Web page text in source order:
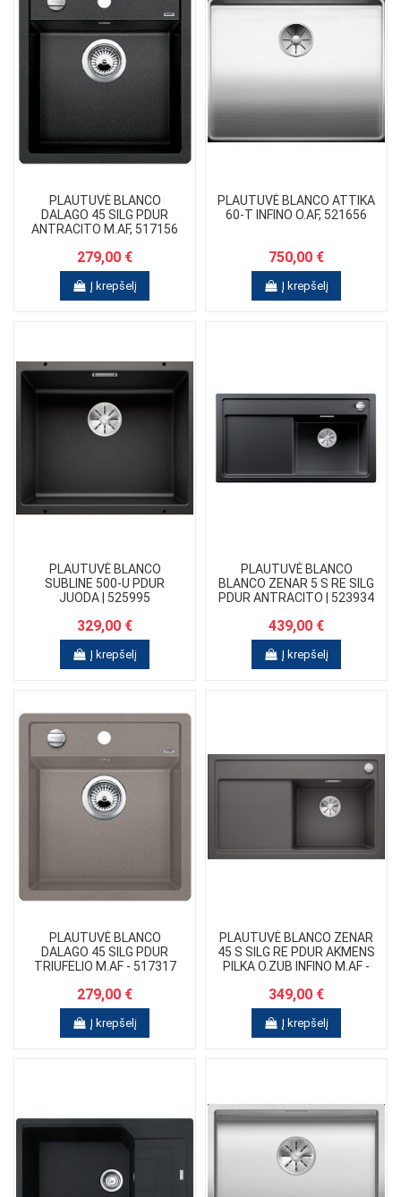
PLAUTUVĖ BLANCO
DALAGO 45 SILG PDUR
ANTRACITO M.AF, 517156
279,00 €
Į krepšelį
PLAUTUVĖ BLANCO ATTIKA
60-T INFINO O.AF, 521656
750,00 €
Į krepšelį
PLAUTUVĖ BLANCO
SUBLINE 500-U PDUR
JUODA | 525995
329,00 €
Į krepšelį
PLAUTUVĖ BLANCO
BLANCO ZENAR 5 S RE SILG
PDUR ANTRACITO | 523934
439,00 €
Į krepšelį
PLAUTUVĖ BLANCO
DALAGO 45 SILG PDUR
TRIUFELIO M.AF - 517317
279,00 €
Į krepšelį
PLAUTUVĖ BLANCO ZENAR
45 S SILG RE PDUR AKMENS
PILKA O.ZUB INFINO M.AF -
349,00 €
Į krepšelį